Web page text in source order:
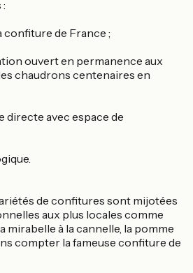
confiture de France ;
ouvert en permanence aux
chaudrons centenaires en
directe avec espace de
de confitures sont mijotées
aux plus locales comme
mirabelle à la cannelle, la pomme
compter la fameuse confiture de